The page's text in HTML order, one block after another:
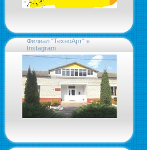
Филиал "ТехноАрт" в
Instagram